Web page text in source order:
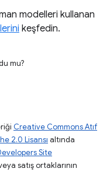
modelleri kullanan
keşfedin.
mu?
Creative Commons Atıf
2.0 Lisansı altında
Site
satış ortaklarının